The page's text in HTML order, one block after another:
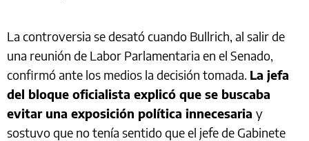
La controversia se desató cuando Bullrich, al salir de
una reunión de Labor Parlamentaria en el Senado,
confirmó ante los medios la decisión tomada. La jefa
del bloque oficialista explicó que se buscaba
evitar una exposición política innecesaria y
sostuvo que no tenía sentido que el jefe de Gabinete